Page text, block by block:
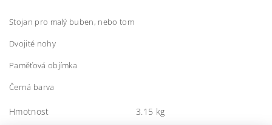
Stojan pro malý buben, nebo tom
Dvojité nohy
Paměťová objímka
Černá barva
Hmotnost 3.15 kg